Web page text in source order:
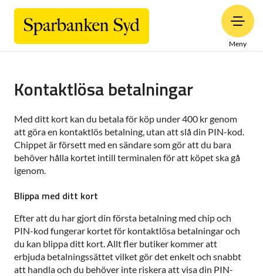
Meny
Kontaktlösa betalningar
Med ditt kort kan du betala för köp under 400 kr genom
att göra en kontaktlös betalning, utan att slå din PIN-kod.
Chippet är försett med en sändare som gör att du bara
behöver hålla kortet intill terminalen för att köpet ska gå
igenom.
Blippa med ditt kort
Efter att du har gjort din första betalning med chip och
PIN-kod fungerar kortet för kontaktlösa betalningar och
du kan blippa ditt kort. Allt fler butiker kommer att
erbjuda betalningssättet vilket gör det enkelt och snabbt
att handla och du behöver inte riskera att visa din PIN-